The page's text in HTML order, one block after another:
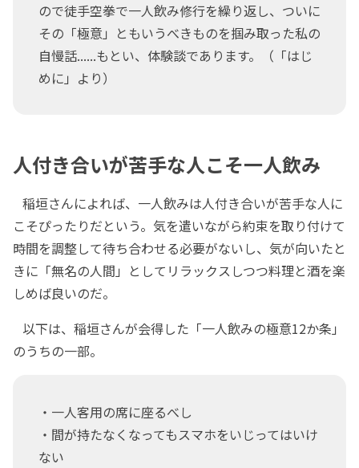
ので徒手空拳で一人飲み修行を繰り返し、ついに
その「極意」ともいうべきものを掴み取った私の
自慢話......もとい、体験談であります。（「はじ
めに」より）
人付き合いが苦手な人こそ一人飲み
稲垣さんによれば、一人飲みは人付き合いが苦手な人に
こそぴったりだという。気を遣いながら約束を取り付けて
時間を調整して待ち合わせる必要がないし、気が向いたと
きに「無名の人間」としてリラックスしつつ料理と酒を楽
しめば良いのだ。
以下は、稲垣さんが会得した「一人飲みの極意12か条」
のうちの一部。
・一人客用の席に座るべし
・間が持たなくなってもスマホをいじってはいけ
ない